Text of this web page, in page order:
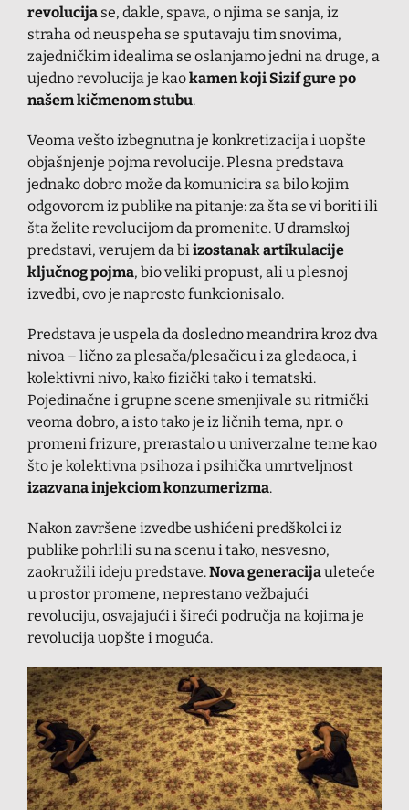
revolucija se, dakle, spava, o njima se sanja, iz
straha od neuspeha se sputavaju tim snovima,
zajedničkim idealima se oslanjamo jedni na druge, a
ujedno revolucija je kaokamen koji Sizif gure po
našem kičmenom stubu.
Veoma vešto izbegnutna je konkretizacija i uopšte
objašnjenje pojma revolucije. Plesna predstava
jednako dobro može da komunicira sa bilo kojim
odgovorom iz publike na pitanje: za šta se vi boriti ili
šta želite revolucijom da promenite. U dramskoj
predstavi, verujem da biizostanak artikulacije
ključnog pojma, bio veliki propust, ali u plesnoj
izvedbi, ovo je naprosto funkcionisalo.
Predstava je uspela da dosledno meandrira kroz dva
nivoa – lično za plesača/plesačicu i za gledaoca, i
kolektivni nivo, kako fizički tako i tematski.
Pojedinačne i grupne scene smenjivale su ritmički
veoma dobro, a isto tako je iz ličnih tema, npr. o
promeni frizure, prerastalo u univerzalne teme kao
što je kolektivna psihoza i psihička umrtveljnost
izazvana injekciom konzumerizma.
Nakon završene izvedbe ushićeni predškolci iz
publike pohrlili su na scenu i tako, nesvesno,
zaokružili ideju predstave.Nova generacijauleteće
u prostor promene, neprestano vežbajući
revoluciju, osvajajući i šireći područja na kojima je
revolucija uopšte i moguća.